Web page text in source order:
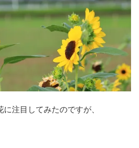
注目してみたのですが、